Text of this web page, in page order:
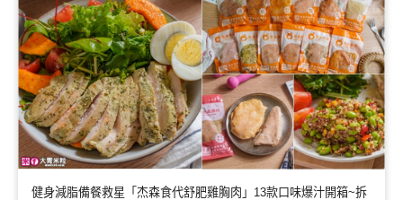
健身減脂備餐救星「杰森食代舒肥雞胸肉」13款口味爆汁開箱~拆